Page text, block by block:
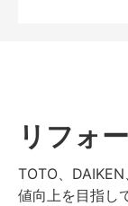
リフォ
TOTO、
値向上を目指し